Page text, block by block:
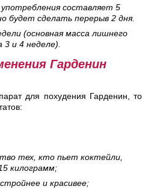
составляет 5
будет сделать перерыв 2 дня.
(основная масса лишнего
3 и 4 неделе).
Гарденин
для похудения Гарденин, то
тех, кто пьет коктейли,
килограмм;
и красивее;